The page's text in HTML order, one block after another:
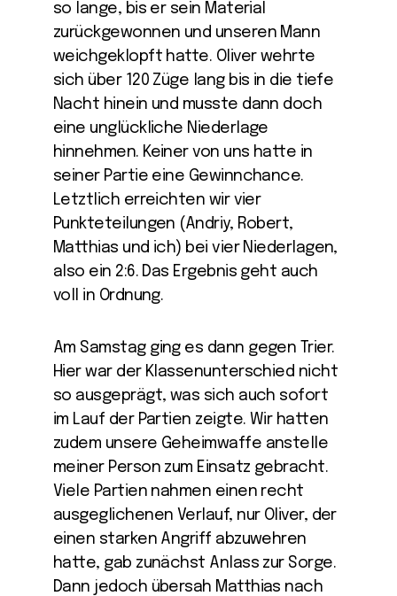
so lange, bis er sein Material
zurückgewonnen und unseren Mann
weichgeklopft hatte. Oliver wehrte
sich über 120 Züge lang bis in die tiefe
Nacht hinein und musste dann doch
eine unglückliche Niederlage
hinnehmen. Keiner von uns hatte in
seiner Partie eine Gewinnchance.
Letztlich erreichten wir vier
Punkteteilungen (Andriy, Robert,
Matthias und ich) bei vier Niederlagen,
also ein 2:6. Das Ergebnis geht auch
voll in Ordnung.
Am Samstag ging es dann gegen Trier.
Hier war der Klassenunterschied nicht
so ausgeprägt, was sich auch sofort
im Lauf der Partien zeigte. Wir hatten
zudem unsere Geheimwaffe anstelle
meiner Person zum Einsatz gebracht.
Viele Partien nahmen einen recht
ausgeglichenen Verlauf, nur Oliver, der
einen starken Angriff abzuwehren
hatte, gab zunächst Anlass zur Sorge.
Dann jedoch übersah Matthias nach